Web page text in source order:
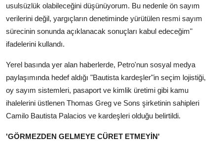
usulsüzlük olabileceğini düşünüyorum. Bu nedenle ön sayım
verilerini değil, yargıçların denetiminde yürütülen resmi sayım
sürecinin sonunda açıklanacak sonuçları kabul edeceğim"
ifadelerini kullandı.
Yerel basında yer alan haberlerde, Petro'nun sosyal medya
paylaşımında hedef aldığı "Bautista kardeşler"in seçim lojistiği,
oy sayım sistemleri, pasaport ve kimlik üretimi gibi kamu
ihalelerini üstlenen Thomas Greg ve Sons şirketinin sahipleri
Camilo Bautista Palacios ve kardeşleri olduğu belirtildi.
'GÖRMEZDEN GELMEYE CÜRET ETMEYİN'